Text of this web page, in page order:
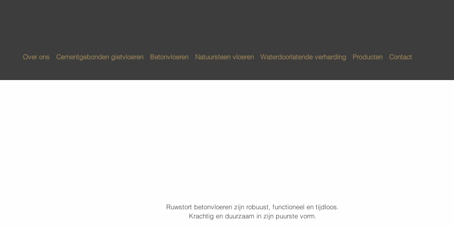
Over ons Cementgebonden gietvloeren Betonvloeren Natuursteen vloeren Waterdoorlatende verharding Producten Contact
Ruwstort betonvloeren zijn robuust, functioneel en tijdloos.
Krachtig en duurzaam in zijn puurste vorm.